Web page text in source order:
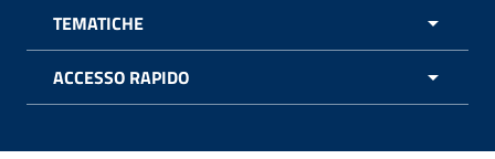
TEMATICHE
ACCESSO RAPIDO